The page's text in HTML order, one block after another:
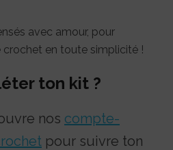
avec amour, pour
en toute simplicité !
ton kit ?
nos compte-
pour suivre ton